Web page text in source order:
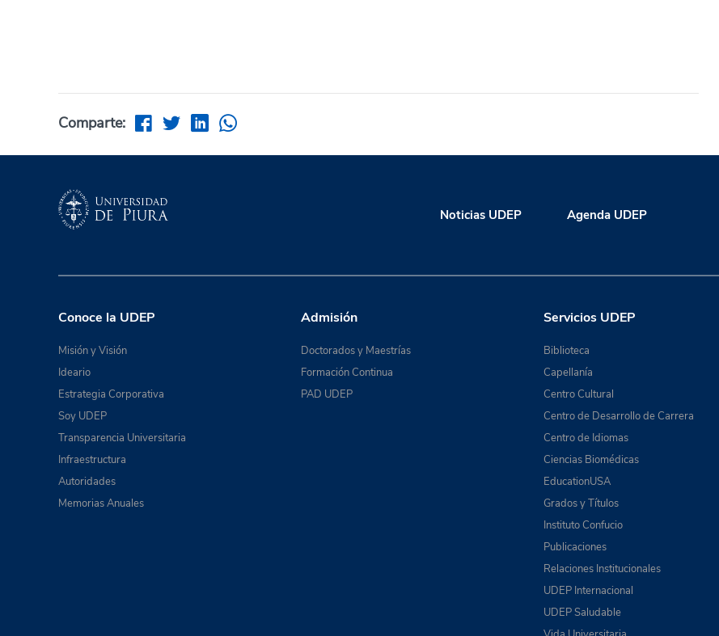
Comparte:
Noticias UDEP Agenda UDEP
Conoce la UDEP
Misión y Visión
Ideario
Estrategia Corporativa
Soy UDEP
Transparencia Universitaria
Infraestructura
Autoridades
Memorias Anuales
Admisión
Doctorados y Maestrías
Formación Continua
PAD UDEP
Servicios UDEP
Biblioteca
Capellanía
Centro Cultural
Centro de Desarrollo de Carrera
Centro de Idiomas
Ciencias Biomédicas
EducationUSA
Grados y Títulos
Instituto Confucio
Publicaciones
Relaciones Institucionales
UDEP Internacional
UDEP Saludable